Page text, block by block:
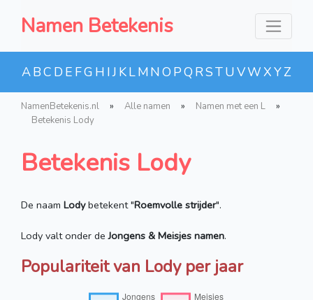
Namen Betekenis
ABC D E FG H IJ KLMNO PQ RSTUVWXYZ
NamenBetekenis.nl » Alle namen » Namen met een L
»
Betekenis Lody
Betekenis Lody
De naam Lodybetekent "Roemvolle strijder".
Lody valt onder deJongens & Meisjes namen.
Populariteit van Lody per jaar